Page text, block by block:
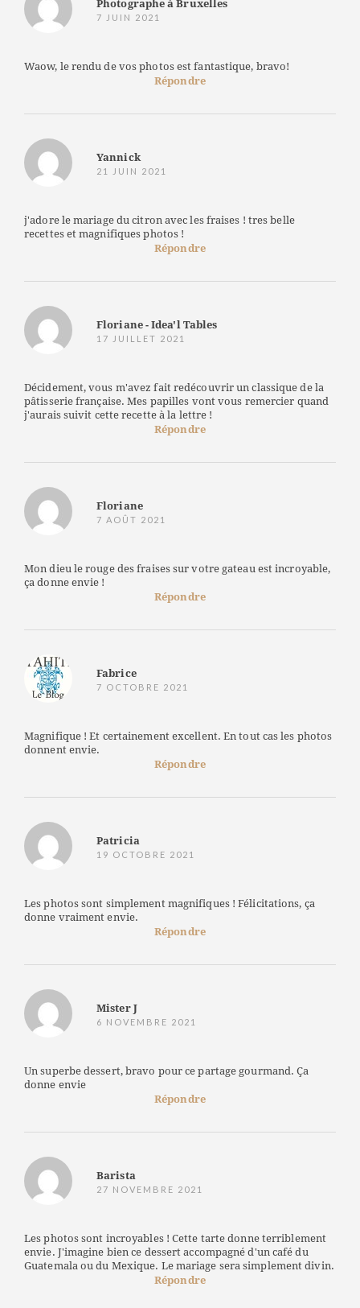
Photographe à Bruxelles
7 JUIN 2021
Waow, le rendu de vos photos est fantastique, bravo!
Répondre
Yannick
21 JUIN 2021
j'adore le mariage du citron avec les fraises ! tres belle
recettes et magnifiques photos !
Répondre
Floriane - Idea'l Tables
17 JUILLET 2021
Décidement, vous m'avez fait redécouvrir un classique de la
pâtisserie française. Mes papilles vont vous remercier quand
j'aurais suivit cette recette à la lettre !
Répondre
Floriane
7 AOÛT 2021
Mon dieu le rouge des fraises sur votre gateau est incroyable,
ça donne envie !
Répondre
Fabrice
7 OCTOBRE 2021
Magnifique ! Et certainement excellent. En tout cas les photos
donnent envie.
Répondre
Patricia
19 OCTOBRE 2021
Les photos sont simplement magnifiques ! Félicitations, ça
donne vraiment envie.
Répondre
Mister J
6 NOVEMBRE 2021
Un superbe dessert, bravo pour ce partage gourmand. Ça
donne envie
Répondre
Barista
27 NOVEMBRE 2021
Les photos sont incroyables ! Cette tarte donne terriblement
envie. J'imagine bien ce dessert accompagné d'un café du
Guatemala ou du Mexique. Le mariage sera simplement divin.
Répondre